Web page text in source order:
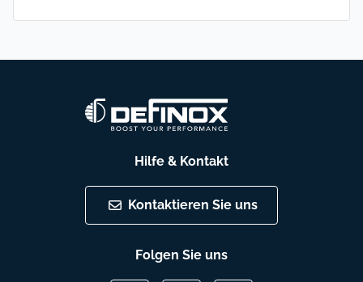
Hilfe & Kontakt
Kontaktieren Sie uns
Folgen Sie uns